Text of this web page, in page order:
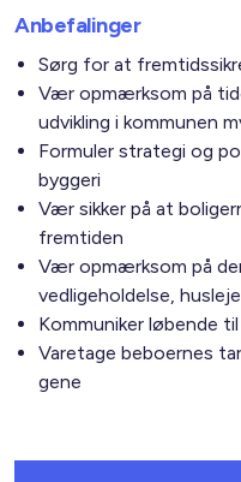
Anbefalinger
Sørg for at
Vær opmærksom på
udvikling i kommunen
Formuler strategi og
byggeri
Vær sikker på at
fremtiden
Vær opmærksom på
vedligeholdelse,
Kommuniker løbende
Varetage beboernes
gene